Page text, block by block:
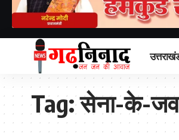
Tag:सेना-के-